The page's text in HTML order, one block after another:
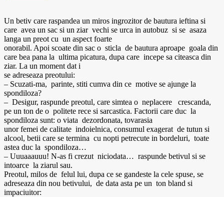
Un betiv care raspandea un miros ingrozitor de bautura ieftina si
care avea un sac si un ziar vechi se urca in autobuz si se asaza
langa un preot cu un aspect foarte
onorabil. Apoi scoate din sac o sticla de bautura aproape goala din
care bea pana la ultima picatura, dupa care incepe sa citeasca din
ziar. La un moment dat i
se adreseaza preotului:
– Scuzati-ma, parinte, stiti cumva din ce motive se ajunge la
spondiloza?
– Desigur, raspunde preotul, care simtea o neplacere crescanda,
pe un ton de o politete rece si sarcastica. Factorii care duc la
spondiloza sunt: o viata dezordonata, tovarasia
unor femei de calitate indoielnica, consumul exagerat de tutun si
alcool, betii care se termina cu nopti petrecute in bordeluri, toate
astea duc la spondiloza…
– Uuuaaauuu! N-as fi crezut niciodata… raspunde betivul si se
intoarce la ziarul sau.
Preotul, milos de felul lui, dupa ce se gandeste la cele spuse, se
adreseaza din nou betivului, de data asta pe un ton bland si
impaciuitor: